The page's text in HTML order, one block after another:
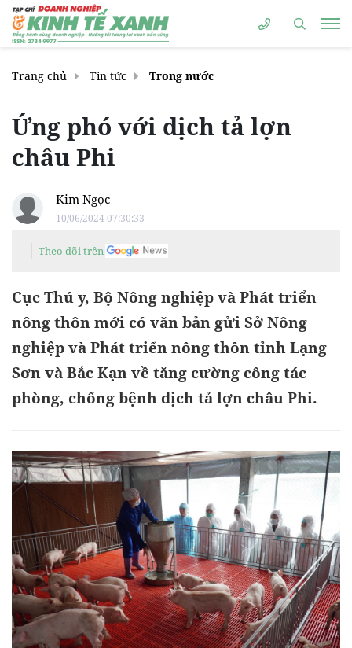
Trang chủ Tin tức Trong nước
Ứng phó với dịch tả lợn
châu Phi
Kim Ngọc
10/06/2024 07:30:33
Theo dõi trên
Cục Thú y, Bộ Nông nghiệp và Phát triển
nông thôn mới có văn bản gửi Sở Nông
nghiệp và Phát triển nông thôn tỉnh Lạng
Sơn và Bắc Kạn về tăng cường công tác
phòng, chống bệnh dịch tả lợn châu Phi.